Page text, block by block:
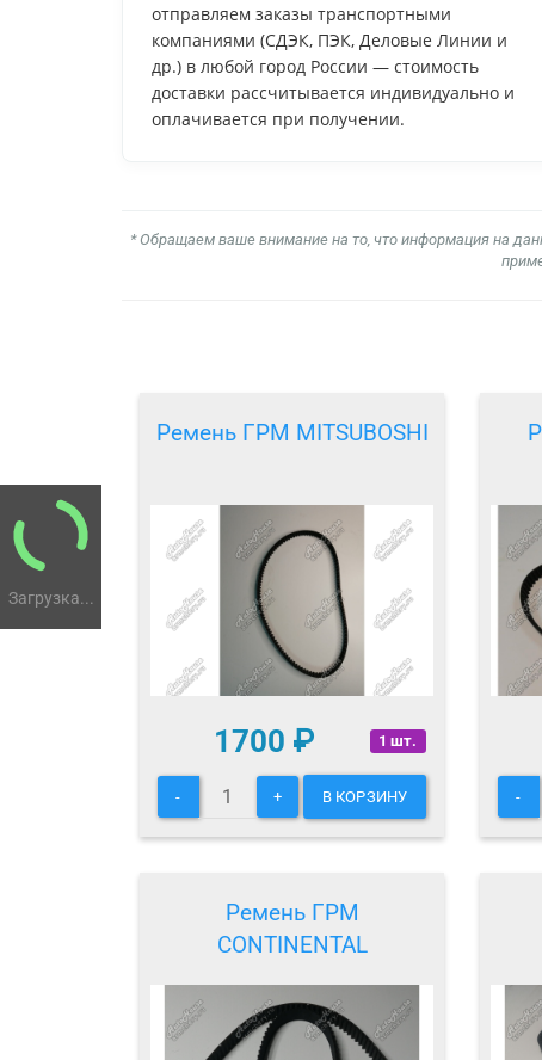
Загрузка...
отправляем заказы транспортными
компаниями (СДЭК, ПЭК, Деловые Линии и
др.) в любой город России — стоимость
доставки рассчитывается индивидуально и
оплачивается при получении.
* Обращаем ваше внимание на то, что информация на
Ремень ГРМ MITSUBOSHI
1 шт.
1700 ₽
- + В КОРЗИНУ -
Ремень ГРМ
CONTINENTAL